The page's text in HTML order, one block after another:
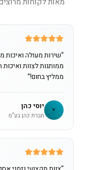
“שירות מעולה ואיכות
ממותגות לצוות
ממליץ בחום!”
י יוסי כהן
חברת כהן בע"מ